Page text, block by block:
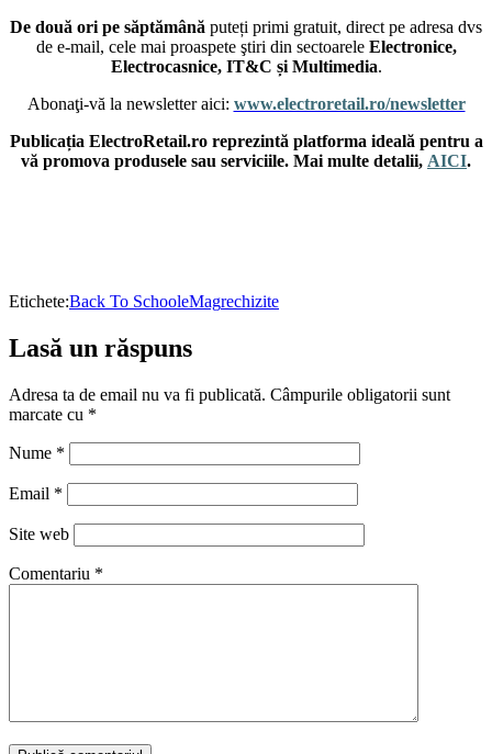
De două ori pe săptămână puteți primi gratuit, direct pe adresa dvs
de e-mail, cele mai proaspete ştiri din sectoarele Electronice,
Electrocasnice, IT&C și Multimedia.
Abonaţi-vă la newsletter aici: www.electroretail.ro/newsletter
Publicația ElectroRetail.ro reprezintă platforma ideală pentru a
vă promova produsele sau serviciile. Mai multe detalii, AICI.
Etichete:Back To SchooleMagrechizite
Lasă un răspuns
Adresa ta de email nu va fi publicată. Câmpurile obligatorii sunt
marcate cu *
Nume *
Email *
Site web
Comentariu *